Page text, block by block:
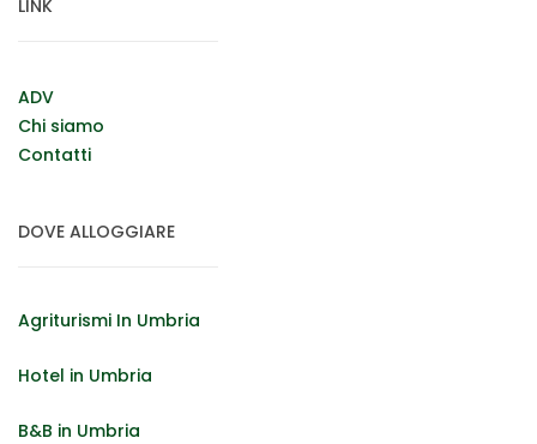
LINK
ADV
Chi siamo
Contatti
DOVE ALLOGGIARE
Agriturismi In Umbria
Hotel in Umbria
B&B in Umbria